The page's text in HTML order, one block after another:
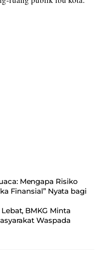
Mengapa Risiko
Finansial” Nyata bagi
BMKG Minta
Waspada